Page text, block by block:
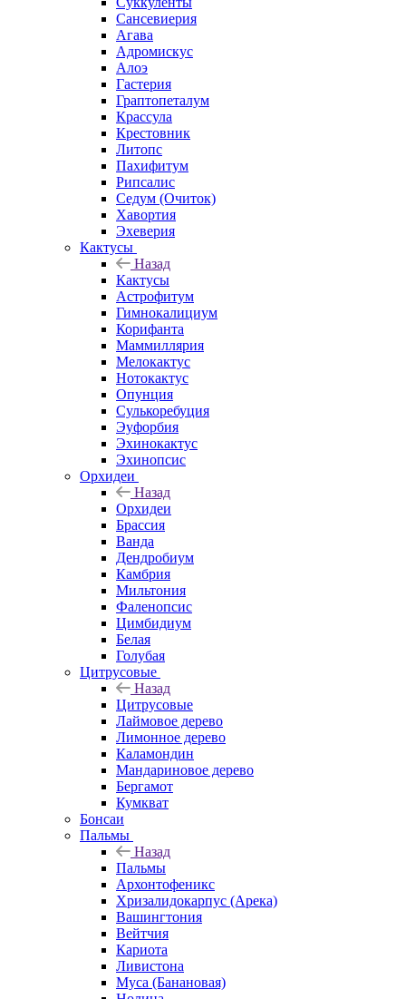
Сансевиерия
Агава
Адромискус
Алоэ
Гастерия
Граптопеталум
Крассула
Крестовник
Литопс
Пахифитум
Рипсалис
Седум (Очиток)
Хавортия
Эхеверия
Кактусы
Назад
Кактусы
Астрофитум
Гимнокалициум
Корифанта
Маммиллярия
Мелокактус
Нотокактус
Опунция
Сулькоребуция
Эуфорбия
Эхинокактус
Эхинопсис
Орхидеи
Назад
Орхидеи
Брассия
Ванда
Дендробиум
Камбрия
Мильтония
Фаленопсис
Цимбидиум
Белая
Голубая
Цитрусовые
Назад
Цитрусовые
Лаймовое дерево
Лимонное дерево
Каламондин
Мандариновое дерево
Бергамот
Кумкват
Бонсаи
Пальмы
Назад
Пальмы
Архонтофеникс
Хризалидокарпус (Арека)
Вашингтония
Вейтчия
Кариота
Ливистона
Муса (Банановая)